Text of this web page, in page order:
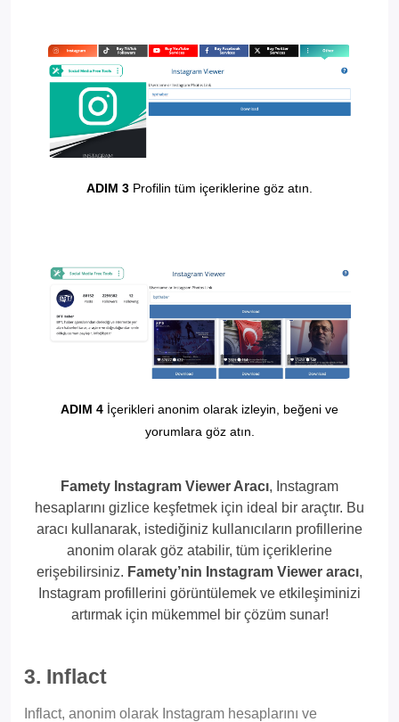
ADIM 3 Profilin tüm içeriklerine göz atın.
ADIM 4 İçerikleri anonim olarak izleyin, beğeni ve
yorumlara göz atın.
Famety Instagram Viewer Aracı, Instagram
hesaplarını gizlice keşfetmek için ideal bir araçtır. Bu
aracı kullanarak, istediğiniz kullanıcıların profillerine
anonim olarak göz atabilir, tüm içeriklerine
erişebilirsiniz. Famety’nin Instagram Viewer aracı,
Instagram profillerini görüntülemek ve etkileşiminizi
artırmak için mükemmel bir çözüm sunar!
3. Inflact
Inflact, anonim olarak Instagram hesaplarını ve